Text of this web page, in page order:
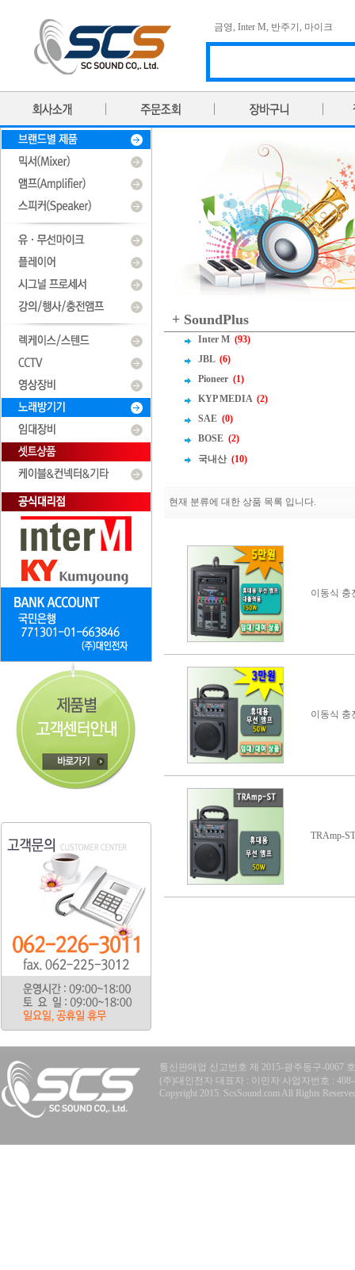
금영, Inter M, 반주기 , 마이크
+ SoundPlus
Inter M (93)
JBL (6)
Pioneer (1)
KYP MEDIA (2)
SAE (0)
BOSE (2)
국내산 (10)
현재 분류에 대한 상품 목록 입니다.
이동식 충
이동식 충
TRAmp-ST
통신판매업 신고번호 제 2015-광주동구-0067
(주)대인전자 대표자 : 이민자 사업자번호 :
Copyright 2015. ScsSound.com All Rights